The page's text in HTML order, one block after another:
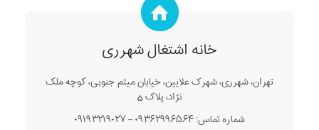
خانه اشتغال شهرری
تهران، شهرری، شهرک علایین، خیابان میثم جنوبی، کوچه ملک
نژاد، پلاک 5
شماره تماس: ۰۹۳۶۲۹۹۶۵۶۴ – ۰۹۱۹۳۲۱۹۰۲۷